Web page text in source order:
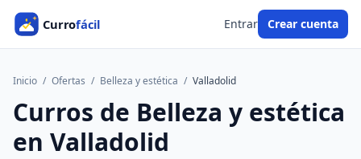
Entrar Crear cuenta
Inicio / Ofertas / Belleza y estética / Valladolid
Curros de Belleza y estética
en Valladolid